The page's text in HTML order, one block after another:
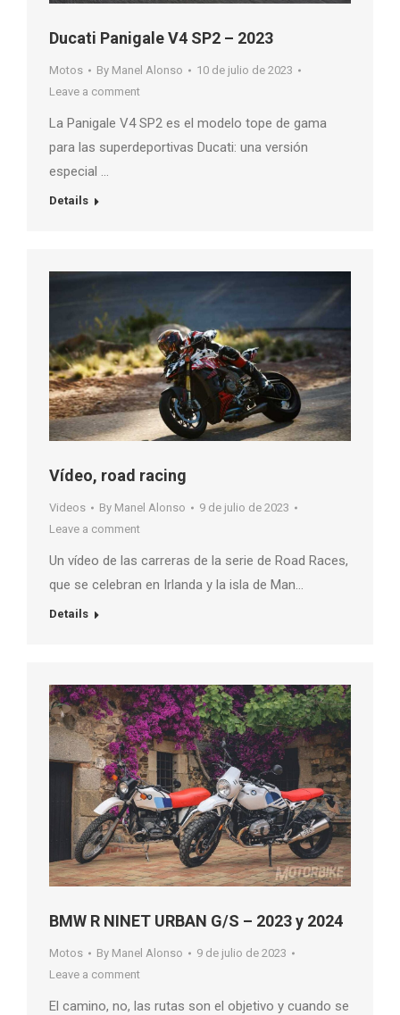
Ducati Panigale V4 SP2 – 2023
Motos By Manel Alonso
10 de julio de 2023
Leave a comment
La Panigale V4 SP2 es el modelo tope de gama
para las superdeportivas Ducati: una versión
especial …
Details
Vídeo, road racing
Videos By Manel Alonso
9 de julio de 2023
Leave a comment
Un vídeo de las carreras de la serie de Road Races,
que se celebran en Irlanda y la isla de Man…
Details
BMW R NINET URBAN G/S – 2023 y 2024
Motos By Manel Alonso
9 de julio de 2023
Leave a comment
El camino, no, las rutas son el objetivo y cuando se